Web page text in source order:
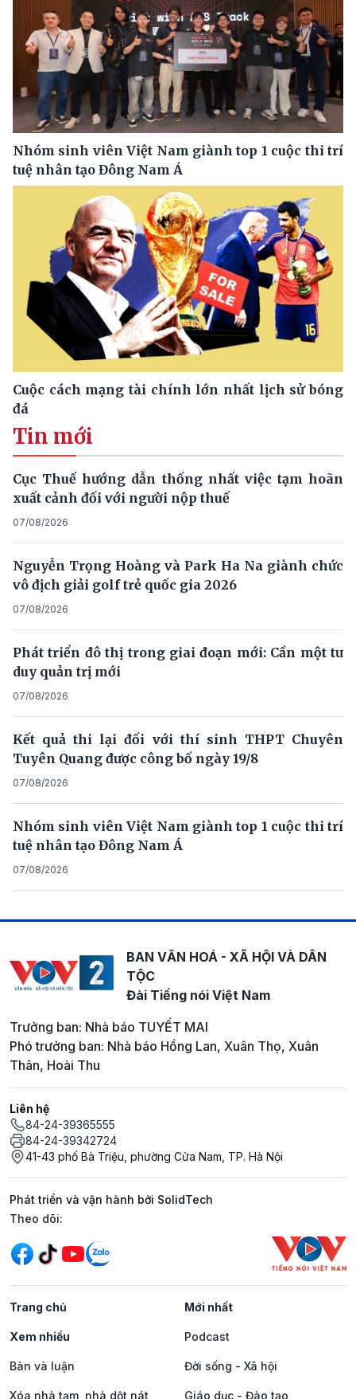
Nhóm sinh viên Việt Nam giành top 1 cuộc thi trí
tuệ nhân tạo Đông Nam Á
Cuộc cách mạng tài chính lớn nhất lịch sử bóng
đá
Tin mới
Cục Thuế hướng dẫn thống nhất việc tạm hoãn
xuất cảnh đối với người nộp thuế
07/08/2026
Nguyễn Trọng Hoàng và Park Ha Na giành chức
vô địch giải golf trẻ quốc gia 2026
07/08/2026
Phát triển đô thị trong giai đoạn mới: Cần một tư
duy quản trị mới
07/08/2026
Kết quả thi lại đối với thí sinh THPT Chuyên
Tuyên Quang được công bố ngày 19/8
07/08/2026
Nhóm sinh viên Việt Nam giành top 1 cuộc thi trí
tuệ nhân tạo Đông Nam Á
07/08/2026
BAN VĂN HOÁ - XÃ HỘI VÀ DÂN
TỘC
Đài Tiếng nói Việt Nam
Trưởng ban: Nhà báo TUYẾT MAI
Phó trưởng ban: Nhà báo Hồng Lan, Xuân Thọ, Xuân
Thân, Hoài Thu
Liên hệ
84-24-39365555
84-24-39342724
41-43 phố Bà Triệu, phường Cửa Nam, TP. Hà Nội
Phát triển và vận hành bởi SolidTech
Mạng xã hội
Theo dõi:
Trang chủ Mới nhất
Xem nhiều Podcast
Bàn và luận Đời sống - Xã hội
Xóa nhà tạm, nhà dột nát Giáo dục - Đào tạo